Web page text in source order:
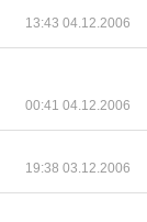
13:43 04.12.2006
00:41 04.12.2006
19:38 03.12.2006